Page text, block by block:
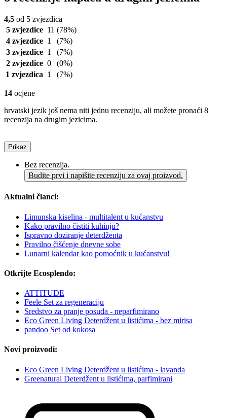
4,5 od 5 zvjezdica
5 zvjezdice 11 (78%)
4 zvjezdice 1
(7%)
3 zvjezdice 1
(7%)
2 zvjezdice 0
(0%)
1 zvjezdica 1 (7%)
14 ocjene
hrvatski jezik još nema niti jednu recenziju, ali možete pronaći 8
recenzija na drugim jezicima.
Prikaz
Bez recenzija.
Budite prvi i napišite recenziju za ovaj proizvod.
Aktualni članci:
Limunska kiselina - multitalent u kućanstvu
Kako pravilno čistiti kuhinju?
Ispravno doziranje deterdženta
Pravilno čišćenje dnevne sobe
Lunarni kalendar kao pomoćnik u kućanstvu!
Otkrijte Ecosplendo:
ATTITUDE
Feele Set za regeneraciju
Sredstvo za pranje posuđa - neparfimirano
Eco Green Living Deterdžent u listićima - bez mirisa
pandoo Set od kokosa
Novi proizvodi:
Eco Green Living Deterdžent u listićima - lavanda
Greenatural Deterdžent u listićima, parfimirani